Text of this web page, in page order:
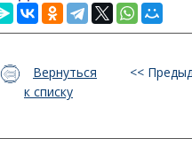
Вернуться
к списку
<<